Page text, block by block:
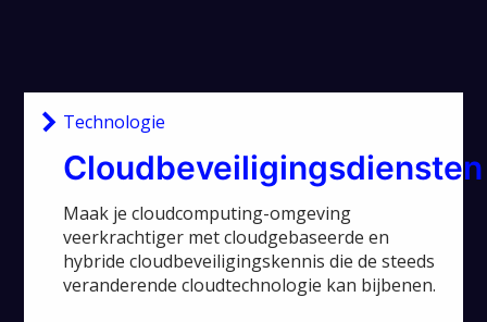
Technologie
Cloudbeveiligingsdiensten
Maak je cloudcomputing-omgeving
veerkrachtiger met cloudgebaseerde en
hybride cloudbeveiligingskennis die de steeds
veranderende cloudtechnologie kan bijbenen.